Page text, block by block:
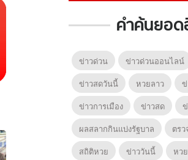
คำค้นยอ
ข่าวด่วน
ข่าวด่วนออนไลน์
ข่าวสดวันนี้
หวยลาว
ข่าวการเมือง
ข่าวสด
ผลสลากกินแบ่งรัฐบาล
ตร
สถิติหวย
ข่าววันนี้ หว